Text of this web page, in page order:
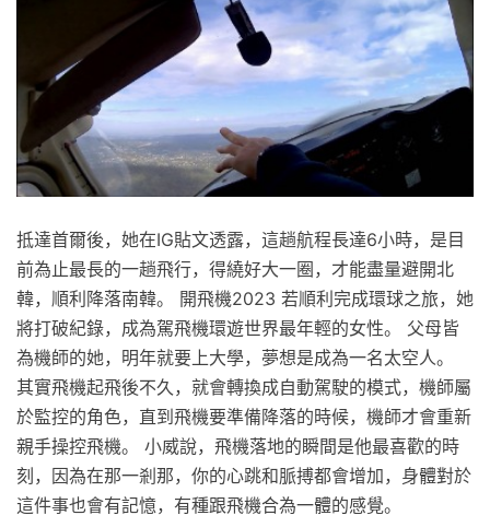
抵達首爾後，她在IG貼文透露，這趟航程長達6小時，是目
前為止最長的一趟飛行，得繞好大一圈，才能盡量避開北
韓，順利降落南韓。 開飛機2023 若順利完成環球之旅，她
將打破紀錄，成為駕飛機環遊世界最年輕的女性。 父母皆
為機師的她，明年就要上大學，夢想是成為一名太空人。
其實飛機起飛後不久，就會轉換成自動駕駛的模式，機師屬
於監控的角色，直到飛機要準備降落的時候，機師才會重新
親手操控飛機。 小威說，飛機落地的瞬間是他最喜歡的時
刻，因為在那一剎那，你的心跳和脈搏都會增加，身體對於
這件事也會有記憶，有種跟飛機合為一體的感覺。